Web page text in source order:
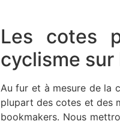
Les cotes
cyclisme sur
Au fur et à mesure de la
plupart des cotes et des
bookmakers. Nous